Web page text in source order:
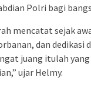
Polri bagi
mencatat sejak
dan dedikasi
juang itulah
ujar Helmy.